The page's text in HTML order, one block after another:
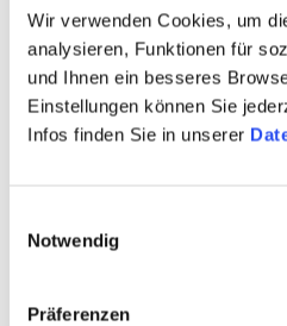
Wir verwenden Cookies, um
analysieren, Funktionen für
und Ihnen ein besseres
Einstellungen können Sie
Infos finden Sie in unserer
Notwendig
Präferenzen